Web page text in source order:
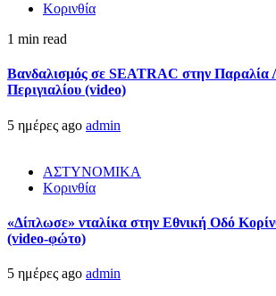
Κορινθία
1 min read
Βανδαλισμός σε SEATRAC στην Παραλία
Περιγιαλίου (video)
5 ημέρες ago admin
ΑΣΤΥΝΟΜΙΚΑ
Κορινθία
«Δίπλωσε» νταλίκα στην Εθνική Oδό
(video-φώτο)
5 ημέρες ago admin